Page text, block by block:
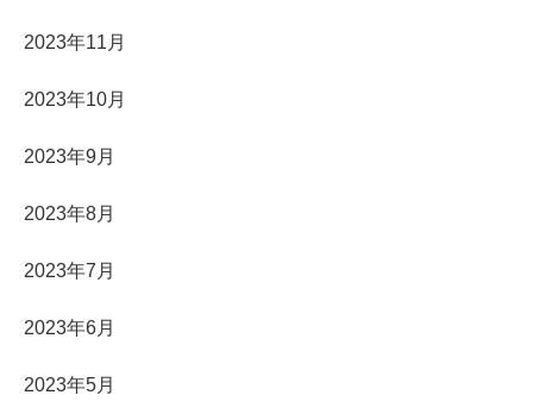
2023年11月
2023年10月
2023年9月
2023年8月
2023年7月
2023年6月
2023年5月